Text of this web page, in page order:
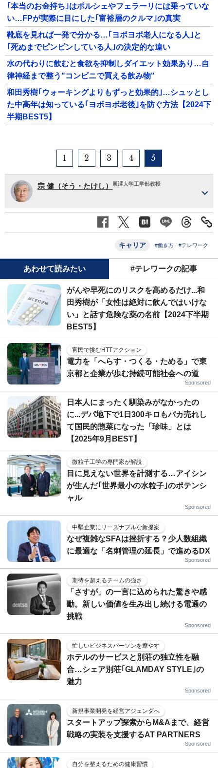
｢本当のお金持ち｣はポルシェやフェラーリには乗っていな
い…FPが実際に目にした｢富裕層のクルマ｣の真実
靴底を見れば一発で分かる…｢ヨボヨボ老人になる人｣と
｢死ぬまでピンピンしている人｣の決定的な違い
水の代わりに飲むと食欲を抑制しダイエット効果あり…自
律神経まで整う"コンビニで買える飲み物"
和田秀樹｢ウォーキングよりもずっと効果的｣…シュッとし
た中高年は知っている｢ヨボヨボ老後｣を防ぐ方法【2024下
半期BEST5】
1 2 3 4 5
宗 健（そう・たけし） 麗澤大学工学部教授
キャリア #働き方 #テレワーク
あわせて読みたい #テレワークの記事
がんや早死にのリスクを高めるだけ...和
田秀樹が「女性は絶対に飲んではいけな
い」と話す危険な薬の名前【2024下半期
BEST5】
官民で挑むHTTアクション
電力を「へらす・つくる・ためる」で東
京都と企業が歩む持続可能社会への道
Sponsored
日本人にまったく馴染みがなかったの
に...デパ地下で1日300キロもバカ売れし
て国民的惣菜になった「珍味」とは
【2025年9月BEST】
微粒子工学の専門家が解説
目に見えない世界を計測する…アイシン
が生んだ｢世界最小の水粒子｣のポテンシ
ャル
Sponsored
中堅企業にリーズナブルな新提案
なぜ複雑なSFAは挫折する？少人数組織
に最適な「名刺管理の延長」で進めるDX
Sponsored
期待を超えるチームの強さ
「さすが」の一言に込められた驚きや感
動。新しい価値を生み出し続ける電通の
挑戦
Sponsored
忙しいビジネスパーソンを癒やす
ホテルのサービスと別荘の独立性を融
合…シェア別荘｢GLAMDAY STYLE｣の
魅力
Sponsored
新規事業開発を経営アジェンダへ
スタートアップ探索からM&Aまで、経営
戦略の実装を支援するAT PARTNERS
Sponsored
自分を整えるための健康習慣